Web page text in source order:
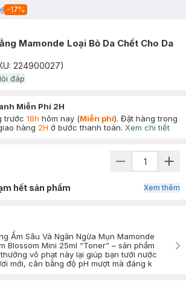
-17%
Mamonde Loại Bỏ Da Chết Cho Da
224900027)
đáp
Miễn Phí 2H
trước 18h hôm nay (Miễn phí). Đặt hàng trong
hàng 2H ở bước thanh toán. Xem chi tiết
hết sản phẩm Xem thêm
Ẩm Sâu Và Ngăn Ngừa Mụn Mamonde
Blossom Mini 25ml “Toner” – sản phẩm
vô phạt này lại giúp bạn tưới nước
mới, cân bằng độ pH mượt mà đáng k